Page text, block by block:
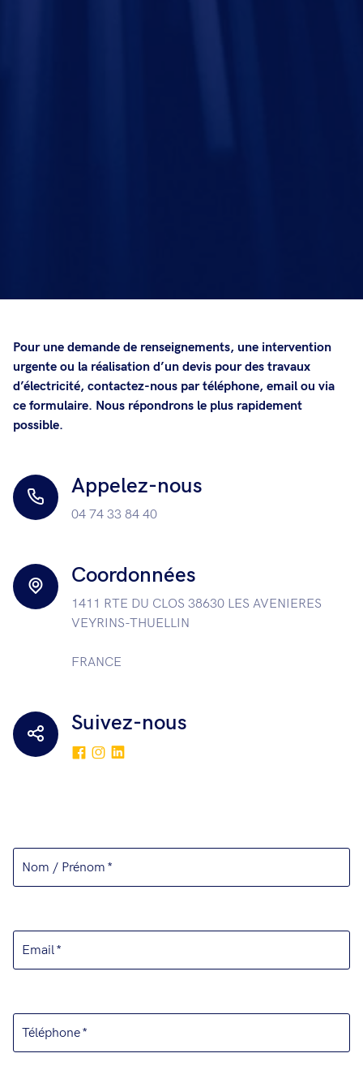
Pour une demande de renseignements, une intervention
urgente ou la réalisation d’un devis pour des travaux
d’électricité, contactez-nous par téléphone, email ou via
ce formulaire. Nous répondrons le plus rapidement
possible.
Appelez-nous
04 74 33 84 40
Coordonnées
1411 RTE DU CLOS 38630 LES AVENIERES
VEYRINS-THUELLIN
FRANCE
Suivez-nous
Nom / Prénom
Email
Téléphone